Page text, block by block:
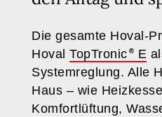
Die gesamte Hoval-
Hoval TopTronic E
Systemreglung. Alle
Haus – wie
Komfortlüftung,